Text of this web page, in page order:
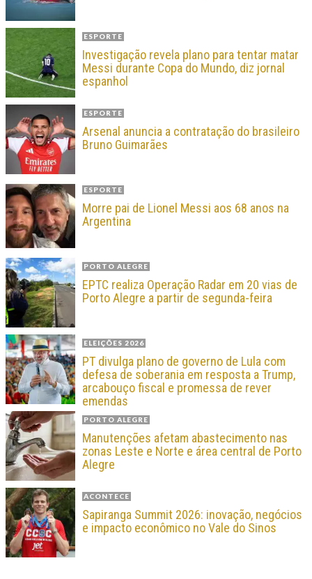
ESPORTE
Investigação revela plano para tentar matar
Messi durante Copa do Mundo, diz jornal
espanhol
ESPORTE
Arsenal anuncia a contratação do brasileiro
Bruno Guimarães
ESPORTE
Morre pai de Lionel Messi aos 68 anos na
Argentina
PORTO ALEGRE
EPTC realiza Operação Radar em 20 vias de
Porto Alegre a partir de segunda-feira
ELEIÇÕES 2026
PT divulga plano de governo de Lula com
defesa de soberania em resposta a Trump,
arcabouço fiscal e promessa de rever
emendas
PORTO ALEGRE
Manutenções afetam abastecimento nas
zonas Leste e Norte e área central de Porto
Alegre
ACONTECE
Sapiranga Summit 2026: inovação, negócios
e impacto econômico no Vale do Sinos